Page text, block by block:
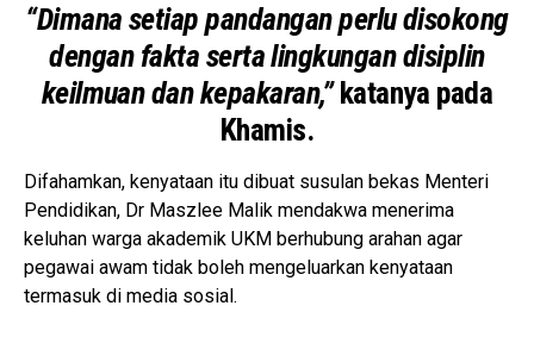
“Dimana setiap pandangan perlu disokong
dengan fakta serta lingkungan disiplin
keilmuan dan kepakaran,”katanya pada
Khamis.
Difahamkan, kenyataan itu dibuat susulan bekas Menteri
Pendidikan, Dr Maszlee Malik mendakwa menerima
keluhan warga akademik UKM berhubung arahan agar
pegawai awam tidak boleh mengeluarkan kenyataan
termasuk di media sosial.